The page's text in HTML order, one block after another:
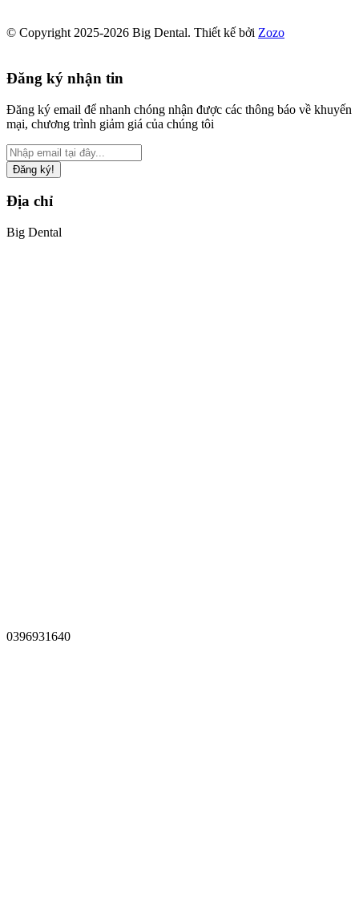
© Copyright 2025-2026 Big Dental. Thiết kế bởi Zozo
Đăng ký nhận tin
Đăng ký email để nhanh chóng nhận được các thông báo về khuyến
mại, chương trình giảm giá của chúng tôi
Đăng ký!
Địa chỉ
Big Dental
0396931640